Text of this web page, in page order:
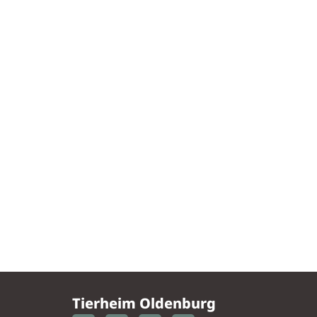
Tierheim Oldenburg